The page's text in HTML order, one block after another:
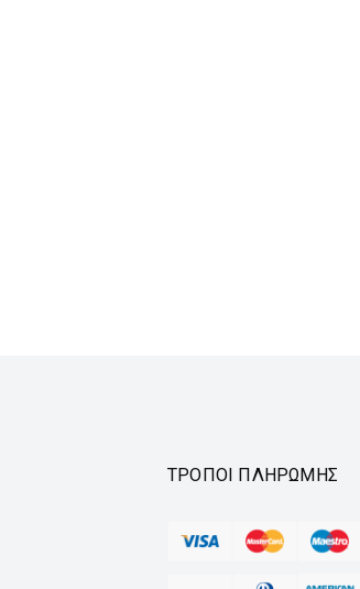
ΤΡΌΠΟΙ ΠΛΗΡΩΜΉΣ